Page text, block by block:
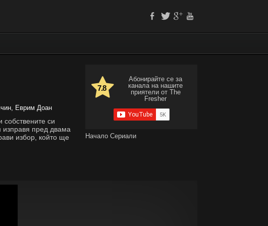
7.8
Абонирайте се за
канала на нашите
приятели от The
Fresher
Начало Сериали
Еврим Доан
си
изправя пред двама
избор, който ще